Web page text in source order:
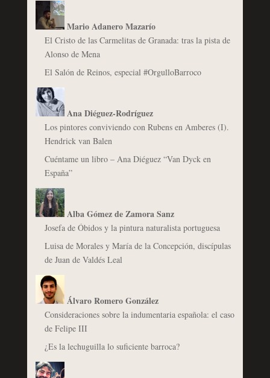
Mario Adanero Mazarío
El Cristo de las Carmelitas de Granada: tras la pista de
Alonso de Mena
El Salón de Reinos, especial #OrgulloBarroco
Ana Diéguez-Rodríguez
Los pintores conviviendo con Rubens en Amberes (I).
Hendrick van Balen
Cuéntame un libro – Ana Diéguez “Van Dyck en
España”
Alba Gómez de Zamora Sanz
Josefa de Óbidos y la pintura naturalista portuguesa
Luisa de Morales y María de la Concepción, discípulas
de Juan de Valdés Leal
Álvaro Romero González
Consideraciones sobre la indumentaria española: el caso
de Felipe III
¿Es la lechuguilla lo suficiente barroca?